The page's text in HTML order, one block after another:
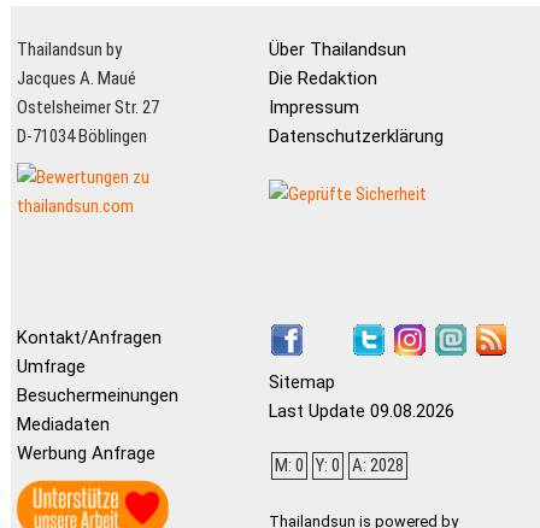
Thailandsun by
Jacques A. Maué
Ostelsheimer Str. 27
D-71034 Böblingen
Über Thailandsun
Die Redaktion
Impressum
Datenschutzerklärung
Kontakt/Anfragen
Umfrage
Besuchermeinungen
Mediadaten
Werbung Anfrage
Sitemap
Last Update 09.08.2026
M: 0 Y: 0 A: 2028
Thailandsun is powered by